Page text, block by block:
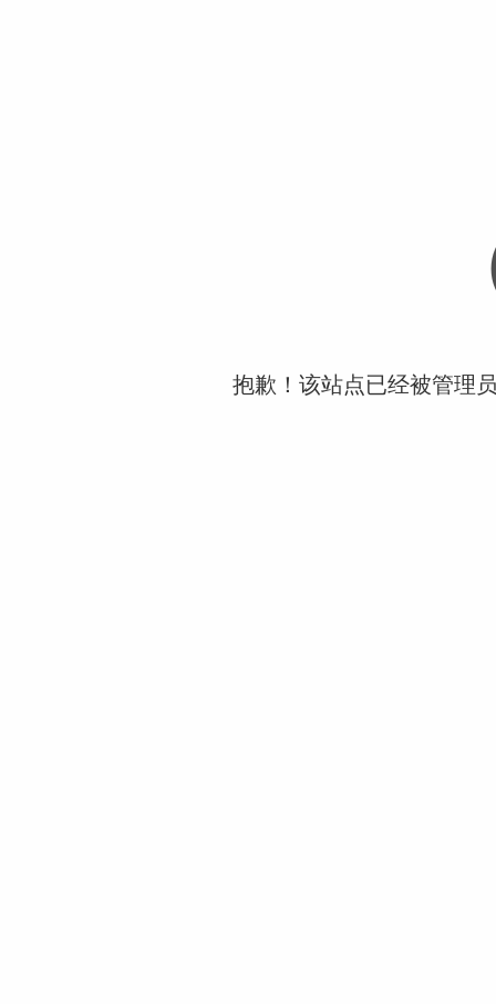
抱歉！该站点已经被管理